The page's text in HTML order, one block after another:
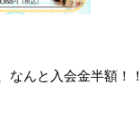
なんと入会金半額！！